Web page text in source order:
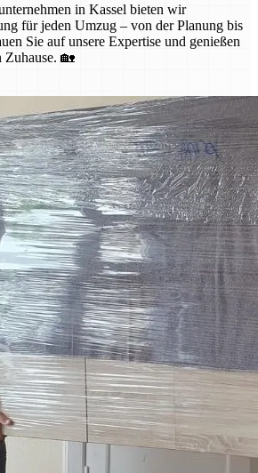
in Kassel bieten wir
für jeden Umzug – von der Planung bis
Sie auf unsere Expertise und genießen
Zuhause. 🏡